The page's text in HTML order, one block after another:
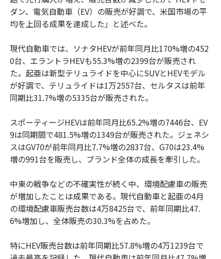
ダン、電気自動車（EV）の販売が好調で、米国市場の平
均を上回る成果を達成した」と述べた。
現代自動車では、ソナタHEVが前年同月比170%増の452
0台、エラントラHEVも55.3%増の2399台が販売され
た。起亜は新型テリュライドを中心にSUVとHEVモデル
が好調で、テリュライドは1万2557台、セルタスは前年
同期比31.7%増の5335台が販売された。
スポーティージHEVは前年同月比65.2%増の7446台、EV
9は同期間で481.5%増の1349台が販売された。ジェネシ
スはGV70が前年同月比7.7%増の2837台、G70は23.4%
増の991台を販売し、ブランド全体の成長を牽引した。
中東の戦争などの不確実性が続く中、環境配慮車の販売
が増加したことは成果である。現代自動車と起亜の4月
の環境配慮車販売台数は4万8425台で、前年同期比47.
6%増加し、全体販売の30.3%を占めた。
特にHEV販売台数は前年同期比57.8%増の4万1239台で